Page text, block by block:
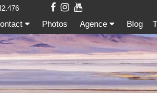
Photos Agence Blog